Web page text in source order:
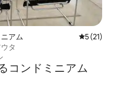
アム レビュー
5 (21)
タ
コンドミニアム